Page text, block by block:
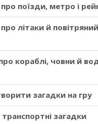
поїзди, метро і
літаки й повітряний
кораблі, човни й
загадки на гру
транспортні загадки